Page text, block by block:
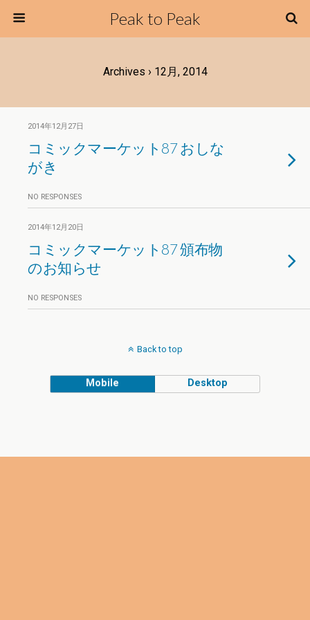
Peak to Peak
Archives › 12月, 2014
2014年12月27日
コミックマーケット87 おしな
がき
NO RESPONSES
2014年12月20日
コミックマーケット87 頒布物
のお知らせ
NO RESPONSES
Back to top
Mobile Desktop